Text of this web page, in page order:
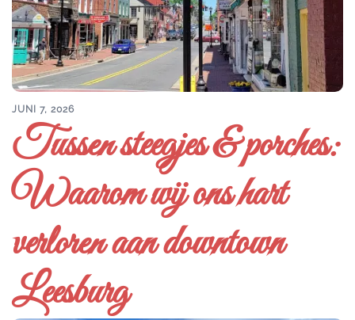
JUNI 7, 2026
Tussen steegjes & porches:
Waarom wij ons hart
verloren aan downtown
Leesburg